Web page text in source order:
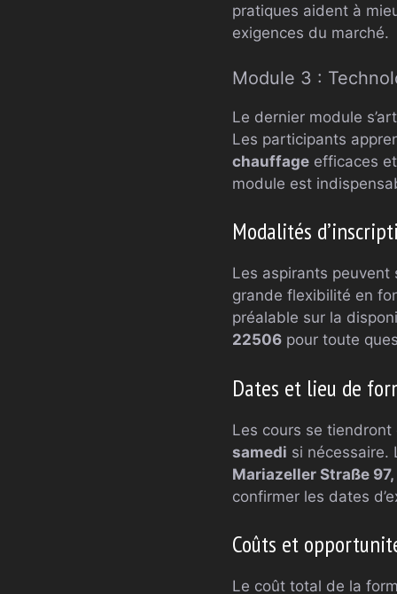
pratiques aident à
exigences du marché.
Module 3 :
Le dernier module
Les participants
chauffage efficaces
module est
Modalités
Les aspirants peuvent
grande flexibilité en
préalable sur la
22506 pour toute
Dates et lieu de
Les cours se
samedi si nécessaire.
Mariazeller Straße
confirmer les dates
Coûts et
Le coût total de la